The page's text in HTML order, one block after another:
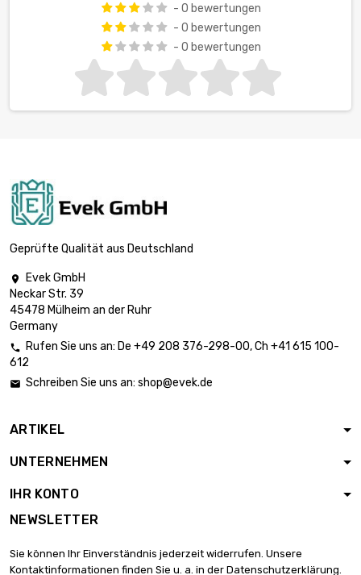
- 0 bewertungen
- 0 bewertungen
- 0 bewertungen
Geprüfte Qualität aus Deutschland

Evek GmbH
Neckar Str. 39
45478 Mülheim an der Ruhr
Germany
 Rufen Sie uns an: De +49 208 376-298-00, Ch +41 615 100-
612
 Schreiben Sie uns an: shop@evek.de
ARTIKEL
UNTERNEHMEN
IHR KONTO
NEWSLETTER
Sie können Ihr Einverständnis jederzeit widerrufen. Unsere
Kontaktinformationen finden Sie u. a. in der Datenschutzerklärung.